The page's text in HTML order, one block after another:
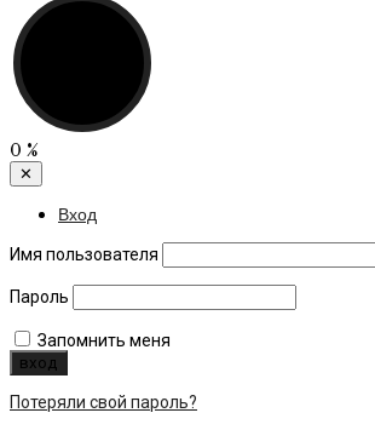
0 %
✕
Вход
Имя пользователя
Пароль
Запомнить меня
Потеряли свой пароль?